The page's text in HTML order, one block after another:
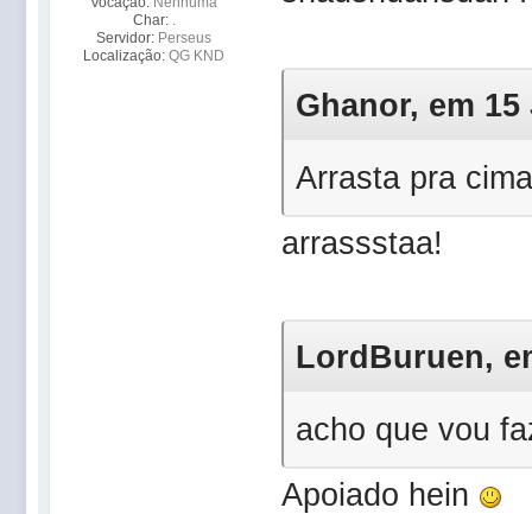
Char: .
Servidor: Perseus
Localização: QG KND
Ghanor, em
Arrasta pra
arrassstaa!
LordBuruen,
acho que vou
Apoiado hein